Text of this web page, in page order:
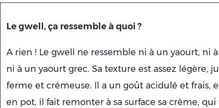
Le gwell, ça ressemble à quoi ?
A rien ! Le gwell ne ressemble ni à un yaourt, ni
ni à un yaourt grec. Sa texture est assez légère,
ferme et crémeuse. Il a un goût acidulé et frais,
en pot, il fait remonter à sa surface sa crème,